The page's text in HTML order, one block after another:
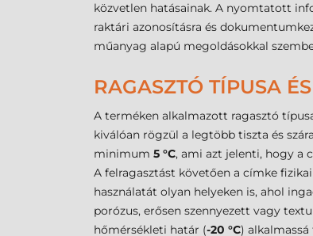
közvetlen hatásainak. A nyomtatott
raktári azonosításra és
műanyag alapú megoldásokkal
RAGASZTÓ TÍPUSA
A terméken alkalmazott ragasztó
kiválóan rögzül a legtöbb tiszta és
minimum 5 °C, ami azt jelenti, hogy a
A felragasztást követően a címke
használatát olyan helyeken is, ahol
porózus, erősen szennyezett vagy
hőmérsékleti határ (-20 °C)